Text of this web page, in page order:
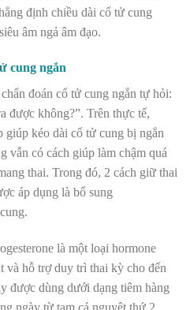
định chiều dài cổ tử cung
âm ngả âm đạo.
cung ngắn
đoán cổ tử cung ngắn tự hỏi:
được không?”. Trên thực tế,
kéo dài cổ tử cung bị ngắn
vẫn có cách giúp làm chậm quá
thai. Trong đó, 2 cách giữ thai
áp dụng là bổ sung
là một loại hormone
và hỗ trợ duy trì thai kỳ cho đến
được dùng dưới dạng tiêm hàng
ngày từ tam cá nguyệt thứ 2